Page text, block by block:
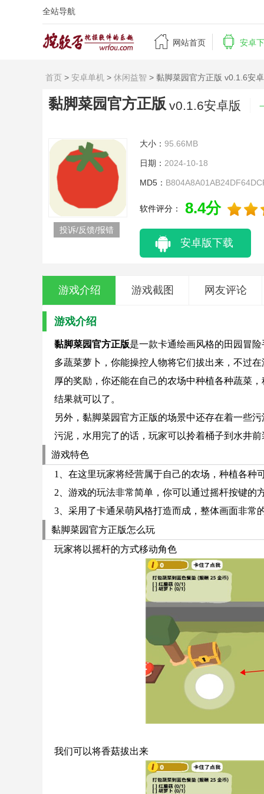
全站导航
 网站首页  安卓
首页 > 安卓单机 > 休闲益智 > 黏脚菜园官方正版 v0.1.6安
黏脚菜园官方正版 v0.1.6安卓版
投诉/反馈/报错
大小： 95.66MB
日期： 2024-10-18
MD5：
软件评分： 8.4分
安卓版下载
游戏介绍 游戏截图 网友评论
游戏介绍
黏脚菜园官方正版是一款卡通绘画风格的田园冒
多蔬菜萝卜，你能操控人物将它们拔出来，不过
厚的奖励，你还能在自己的农场中种植各种蔬菜
结果就可以了。
另外，黏脚菜园官方正版的场景中还存在着一些
污泥，水用完了的话，玩家可以拎着桶子到水井
游戏特色
1、在这里玩家将经营属于自己的农场，种植各种
2、游戏的玩法非常简单，你可以通过摇杆按键的
3、采用了卡通呆萌风格打造而成，整体画面非常
黏脚菜园官方正版怎么玩
玩家将以摇杆的方式移动角色
我们可以将香菇拔出来